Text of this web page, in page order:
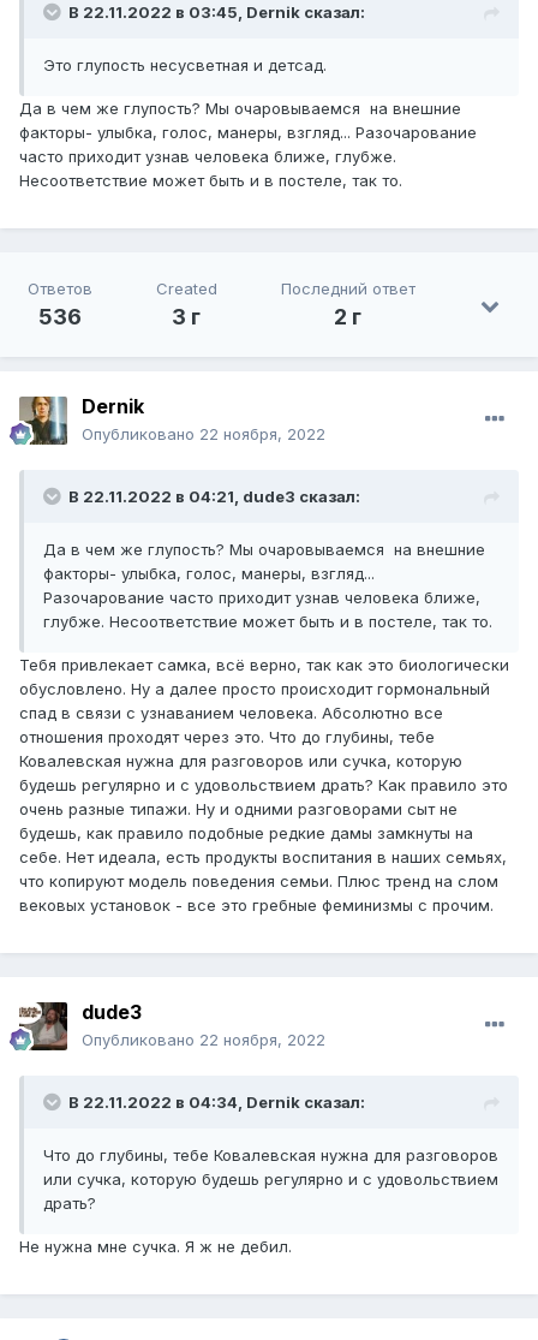
В 22.11.2022 в 03:45, Dernik сказал:
Это глупость несусветная и детсад.
Да в чем же глупость? Мы очаровываемся на внешние
факторы- улыбка, голос, манеры, взгляд... Разочарование
часто приходит узнав человека ближе, глубже.
Несоответствие может быть и в постеле, так то.
Ответов
536
Created
3 г
Последний ответ
2 г
Dernik
Опубликовано 22 ноября, 2022
В 22.11.2022 в 04:21, dude3 сказал:
Да в чем же глупость? Мы очаровываемся на внешние
факторы- улыбка, голос, манеры, взгляд...
Разочарование часто приходит узнав человека ближе,
глубже. Несоответствие может быть и в постеле, так то.
Тебя привлекает самка, всё верно, так как это биологически
обусловлено. Ну а далее просто происходит гормональный
спад в связи с узнаванием человека. Абсолютно все
отношения проходят через это. Что до глубины, тебе
Ковалевская нужна для разговоров или сучка, которую
будешь регулярно и с удовольствием драть? Как правило это
очень разные типажи. Ну и одними разговорами сыт не
будешь, как правило подобные редкие дамы замкнуты на
себе. Нет идеала, есть продукты воспитания в наших семьях,
что копируют модель поведения семьи. Плюс тренд на слом
вековых установок - все это гребные феминизмы с прочим.
dude3
Опубликовано 22 ноября, 2022
В 22.11.2022 в 04:34, Dernik сказал:
Что до глубины, тебе Ковалевская нужна для разговоров
или сучка, которую будешь регулярно и с удовольствием
драть?
Не нужна мне сучка. Я ж не дебил.